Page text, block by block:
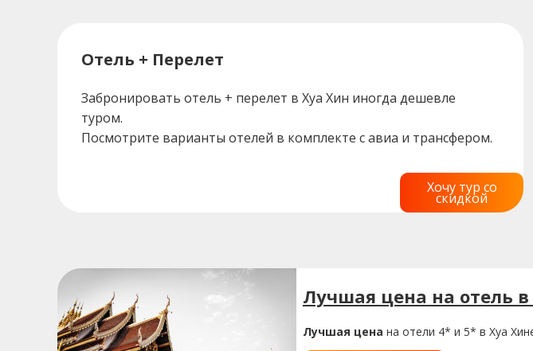
Отель + Перелет
Забронировать отель + перелет в Хуа Хин иногда дешевле
туром.
Посмотрите варианты отелей в комплекте с авиа и трансфером.
Хочу тур со
скидкой
Лучшая цена на отель
Лучшая цена на отели 4* и 5* в Хуа